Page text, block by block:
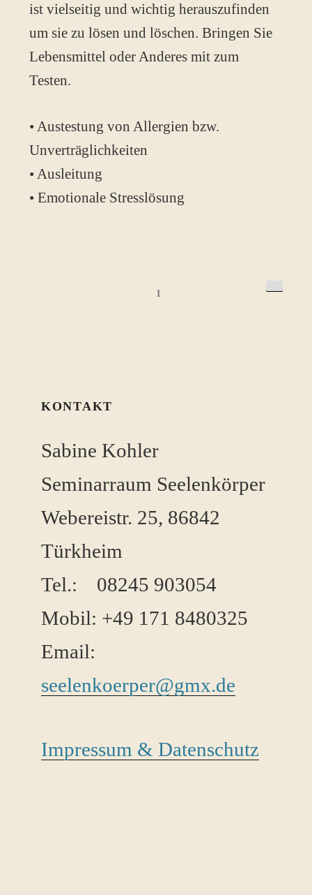
ist vielseitig und wichtig herauszufinden
um sie zu lösen und löschen. Bringen Sie
Lebensmittel oder Anderes mit zum
Testen.
• Austestung von Allergien bzw.
Unverträglichkeiten
• Ausleitung
• Emotionale Stresslösung
1
KONTAKT
Sabine Kohler
Seminarraum Seelenkörper
Webereistr. 25, 86842
Türkheim
Tel.: 08245 ​903054
Mobil: +49 171 8480325
Email:
seelenkoerper@gmx.de
Impressum & Datenschutz